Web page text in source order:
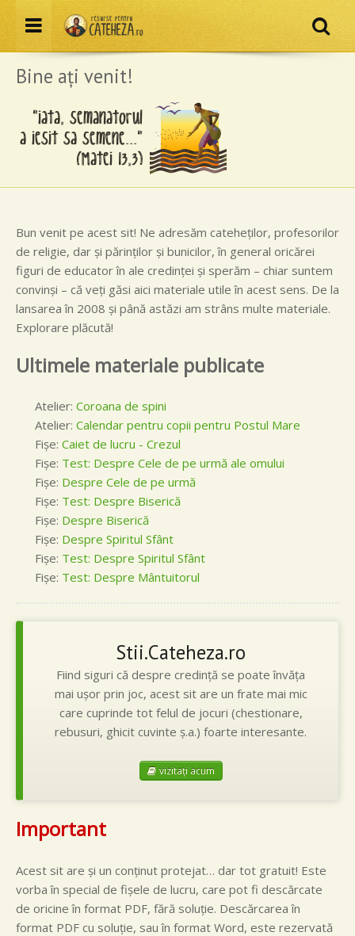
Resurse pentru cateheză
Menu
Bine aţi venit!
Bun venit pe acest sit! Ne adresăm cateheţilor, profesorilor
de religie, dar şi părinţilor şi bunicilor, în general oricărei
figuri de educator în ale credinţei şi sperăm – chiar suntem
convinşi – că veţi găsi aici materiale utile în acest sens. De la
lansarea în 2008 şi până astăzi am strâns multe materiale.
Explorare plăcută!
Ultimele materiale publicate
Atelier:Coroana de spini
Atelier:Calendar pentru copii pentru Postul Mare
Fişe:Caiet de lucru - Crezul
Fişe: Test: Despre Cele de pe urmă ale omului
Fişe: Despre Cele de pe urmă
Fişe: Test: Despre Biserică
Fişe: Despre Biserică
Fişe: Despre Spiritul Sfânt
Fişe: Test: Despre Spiritul Sfânt
Fişe: Test: Despre Mântuitorul
Stii.Cateheza.ro
Fiind siguri că despre credinţă se poate învăţa
mai uşor prin joc, acest sit are un frate mai mic
care cuprinde tot felul de jocuri (chestionare,
rebusuri, ghicit cuvinte ş.a.) foarte interesante.
vizitaţi acum
Important
Acest sit are şi un conţinut protejat… dar tot gratuit! Este
vorba în special de fişele de lucru, care pot fi descărcate
de oricine în format PDF, fără soluţie. Descărcarea în
format PDF cu soluţie, sau în format Word, este rezervată